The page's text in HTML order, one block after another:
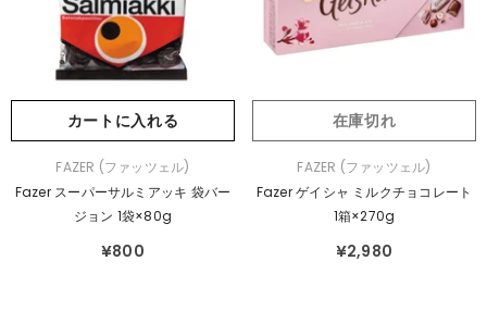
カートに入れる
売
FAZER (ファッツェル)
Fazer スーパーサルミアッキ 袋バー
ジョン 1袋×80g
¥800
在庫切れ
売
FAZER (ファッツェル)
Fazer ゲイシャ ミルクチョコレート
1箱×270g
¥2,980